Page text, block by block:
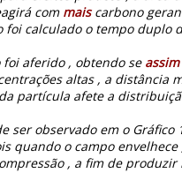
com maiscarbono
foi calculado o tempo duplo
foi aferido , obtendo se assim
altas , a distância
partícula afete a
ser observado em o Gráfico
quando o campo
, a fim de